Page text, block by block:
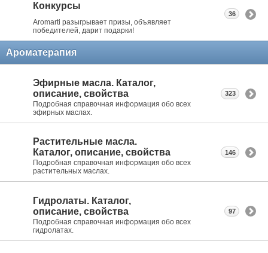
Конкурсы
Aromarti разыгрывает призы, объявляет
победителей, дарит подарки!
36
Ароматерапия
Эфирные масла. Каталог,
описание, свойства
Подробная справочная информация обо всех
эфирных маслах.
323
Растительные масла.
Каталог, описание, свойства
Подробная справочная информация обо всех
растительных маслах.
146
Гидролаты. Каталог,
описание, свойства
Подробная справочная информация обо всех
гидролатах.
97